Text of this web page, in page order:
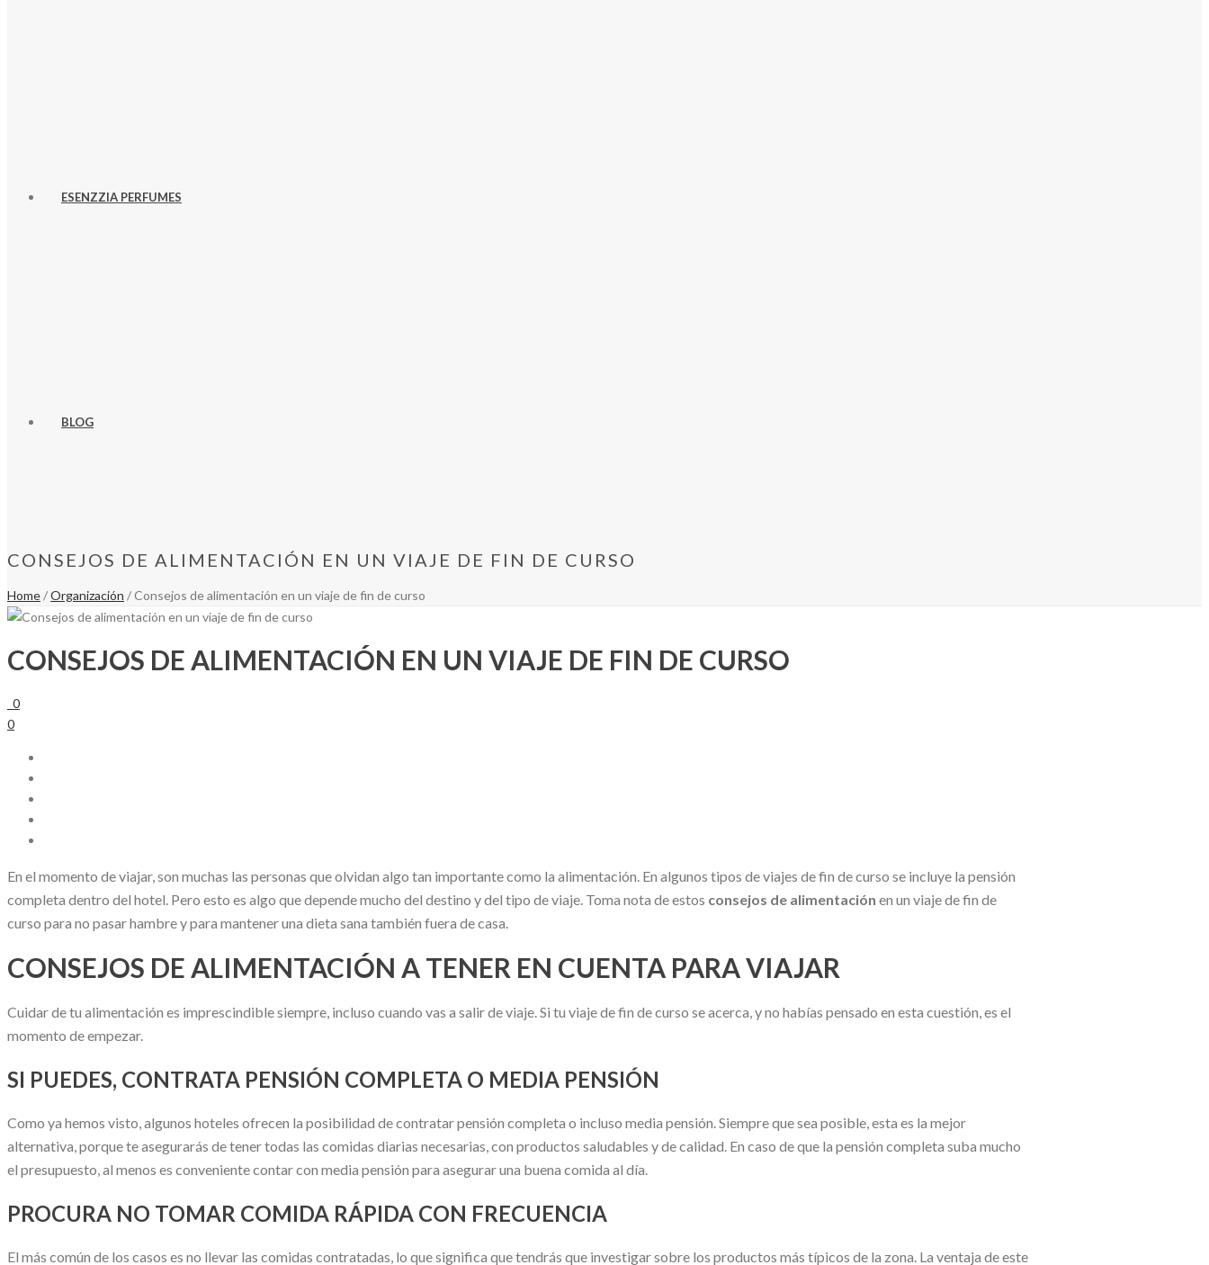
ESENZZIA PERFUMES
BLOG
CONSEJOS DE ALIMENTACIÓN EN UN VIAJE DE FIN DE CURSO
Home/Organización / Consejos de alimentación en un viaje de fin de curso
CONSEJOS DE ALIMENTACIÓN EN UN VIAJE DE FIN DE CURSO
0
0
En el momento de viajar, son muchas las personas que olvidan algo tan importante como la alimentación. En algunos tipos de viajes de fin de curso se incluye la pensión
completa dentro del hotel. Pero esto es algo que depende mucho del destino y del tipo de viaje. Toma nota de estos consejos de alimentación en un viaje de fin de
curso para no pasar hambre y para mantener una dieta sana también fuera de casa.
CONSEJOS DE ALIMENTACIÓN A TENER EN CUENTA PARA VIAJAR
Cuidar de tu alimentación es imprescindible siempre, incluso cuando vas a salir de viaje. Si tu viaje de fin de curso se acerca, y no habías pensado en esta cuestión, es el
momento de empezar.
SI PUEDES, CONTRATA PENSIÓN COMPLETA O MEDIA PENSIÓN
Como ya hemos visto, algunos hoteles ofrecen la posibilidad de contratar pensión completa o incluso media pensión. Siempre que sea posible, esta es la mejor
alternativa, porque te asegurarás de tener todas las comidas diarias necesarias, con productos saludables y de calidad. En caso de que la pensión completa suba mucho
el presupuesto, al menos es conveniente contar con media pensión para asegurar una buena comida al día.
PROCURA NO TOMAR COMIDA RÁPIDA CON FRECUENCIA
El más común de los casos es no llevar las comidas contratadas, lo que significa que tendrás que investigar sobre los productos más típicos de la zona. La ventaja de este